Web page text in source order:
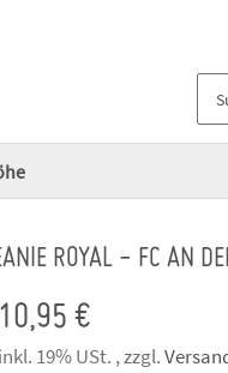
ROYAL - FC AN
10,95 €
inkl. 19% USt. , zzgl.